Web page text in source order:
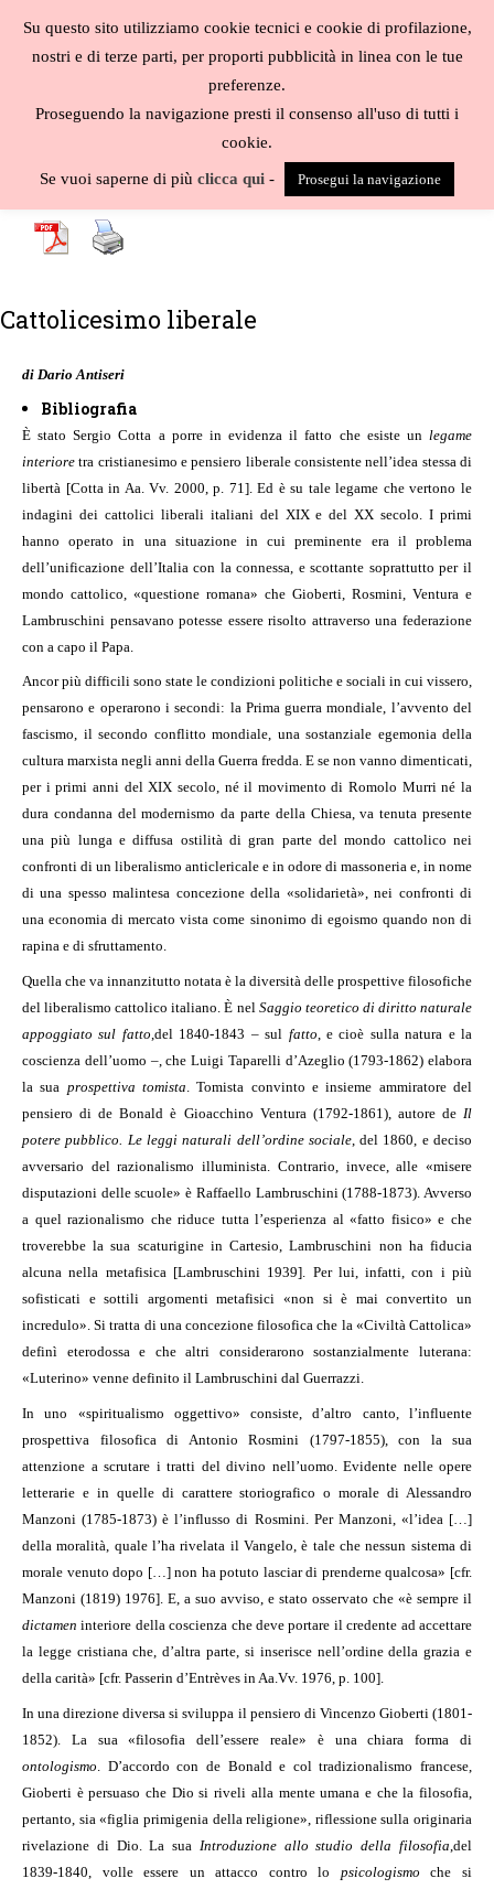
contenuto
- - -G -H -I K L-M-N-O-P-Q-R-S
- W -Y-Z-
Cattolicesimo liberale
di Dario Antiseri
Bibliografia
È stato Sergio Cotta a porre in evidenza il fatto che esiste un legame
interiore tra cristianesimo e pensiero liberale consistente nell’idea stessa di
libertà [Cotta in Aa. Vv. 2000, p. 71]. Ed è su tale legame che vertono le
indagini dei cattolici liberali italiani del XIX e del XX secolo. I primi
hanno operato in una situazione in cui preminente era il problema
dell’unificazione dell’Italia con la connessa, e scottante soprattutto per il
mondo cattolico, «questione romana» che Gioberti, Rosmini, Ventura e
Lambruschini pensavano potesse essere risolto attraverso una federazione
con a capo il Papa.
Ancor più difficili sono state le condizioni politiche e sociali in cui vissero,
pensarono e operarono i secondi: la Prima guerra mondiale, l’avvento del
fascismo, il secondo conflitto mondiale, una sostanziale egemonia della
cultura marxista negli anni della Guerra fredda. E se non vanno dimenticati,
per i primi anni del XIX secolo, né il movimento di Romolo Murri né la
dura condanna del modernismo da parte della Chiesa, va tenuta presente
una più lunga e diffusa ostilità di gran parte del mondo cattolico nei
confronti di un liberalismo anticlericale e in odore di massoneria e, in nome
di una spesso malintesa concezione della «solidarietà», nei confronti di
una economia di mercato vista come sinonimo di egoismo quando non di
rapina e di sfruttamento.
Quella che va innanzitutto notata è la diversità delle prospettive filosofiche
del liberalismo cattolico italiano. È nel Saggio teoretico di diritto naturale
appoggiato sul fatto,del 1840-1843 – sul fatto, e cioè sulla natura e la
coscienza dell’uomo –, che Luigi Taparelli d’Azeglio (1793-1862) elabora
la sua prospettiva tomista. Tomista convinto e insieme ammiratore del
pensiero di de Bonald è Gioacchino Ventura (1792-1861), autore de Il
potere pubblico. Le leggi naturali dell’ordine sociale, del 1860, e deciso
avversario del razionalismo illuminista. Contrario, invece, alle «misere
disputazioni delle scuole» è Raffaello Lambruschini (1788-1873). Avverso
a quel razionalismo che riduce tutta l’esperienza al «fatto fisico» e che
troverebbe la sua scaturigine in Cartesio, Lambruschini non ha fiducia
alcuna nella metafisica [Lambruschini 1939]. Per lui, infatti, con i più
sofisticati e sottili argomenti metafisici «non si è mai convertito un
incredulo». Si tratta di una concezione filosofica che la «Civiltà Cattolica»
definì eterodossa e che altri considerarono sostanzialmente luterana:
«Luterino» venne definito il Lambruschini dal Guerrazzi.
In uno «spiritualismo oggettivo» consiste, d’altro canto, l’influente
prospettiva filosofica di Antonio Rosmini (1797-1855), con la sua
attenzione a scrutare i tratti del divino nell’uomo. Evidente nelle opere
letterarie e in quelle di carattere storiografico o morale di Alessandro
Manzoni (1785-1873) è l’influsso di Rosmini. Per Manzoni, «l’idea […]
della moralità, quale l’ha rivelata il Vangelo, è tale che nessun sistema di
morale venuto dopo […] non ha potuto lasciar di prenderne qualcosa» [cfr.
Manzoni (1819) 1976]. E, a suo avviso, e stato osservato che «è sempre il
dictamen interiore della coscienza che deve portare il credente ad accettare
la legge cristiana che, d’altra parte, si inserisce nell’ordine della grazia e
della carità» [cfr. Passerin d’Entrèves in Aa.Vv. 1976, p. 100].
In una direzione diversa si sviluppa il pensiero di Vincenzo Gioberti (1801-
1852). La sua «filosofia dell’essere reale» è una chiara forma di
ontologismo. D’accordo con de Bonald e col tradizionalismo francese,
Gioberti è persuaso che Dio si riveli alla mente umana e che la filosofia,
pertanto, sia «figlia primigenia della religione», riflessione sulla originaria
rivelazione di Dio. La sua Introduzione allo studio della filosofia,del
1839-1840, volle essere un attacco contro lo psicologismo che si
Su questo sito utilizziamo cookie tecnici e cookie di profilazione,
nostri e di terze parti, per proporti pubblicità in linea con le tue
preferenze.
Proseguendo la navigazione presti il consenso all'uso di tutti i
cookie.
Se vuoi saperne di più clicca qui - Prosegui la navigazione